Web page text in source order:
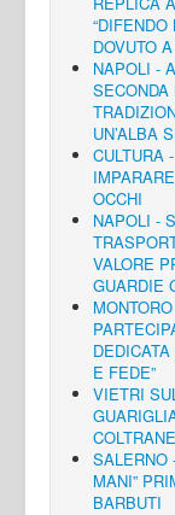
DOVUTO
NAPOLI -
UN’ALBA
CULTURA
OCCHI
NAPOLI -
VALORE
GUARDIE
E FEDE”
VIETRI
SALERNO
MANI”
BARBUTI